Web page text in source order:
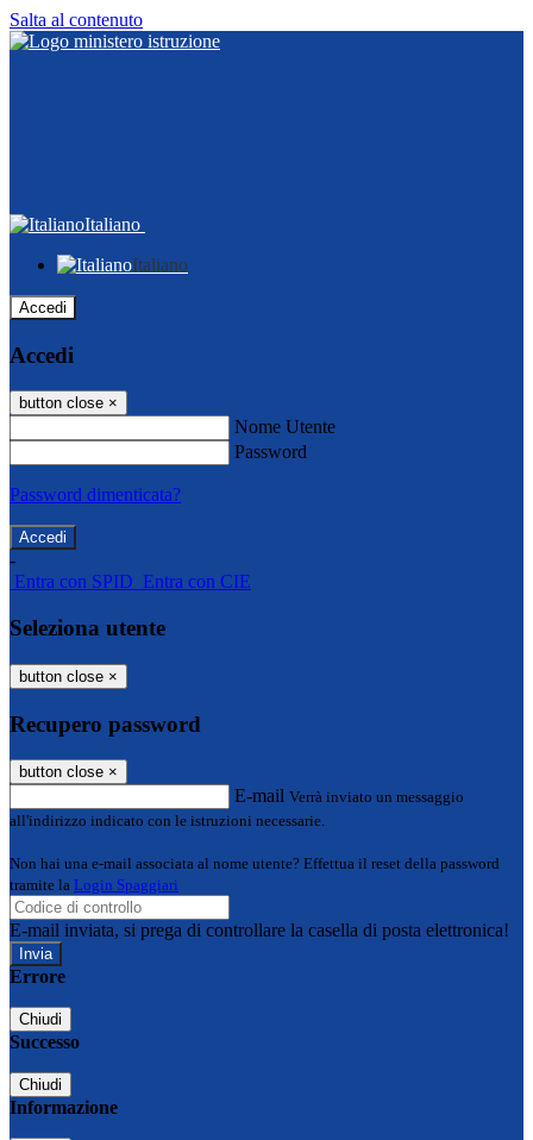
Salta al contenuto
Italiano
Italiano
Accedi
Accedi
button close ×
Nome Utente
Password
Password dimenticata?
-
Entra con SPID Entra con CIE
Seleziona utente
button close ×
Recupero password
button close ×
E-mail Verrà inviato un messaggio
all'indirizzo indicato con le istruzioni necessarie.
Non hai una e-mail associata al nome utente? Effettua il reset della password
tramite la Login Spaggiari
E-mail inviata, si prega di controllare la casella di posta elettronica!
Errore
Chiudi
Successo
Chiudi
Informazione